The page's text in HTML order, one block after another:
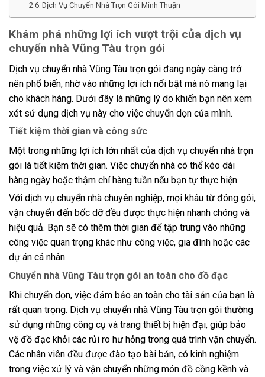
Dịch Vụ Chuyển Nhà Trọn Gói Minh Thuận
Khám phá những lợi ích vượt trội của dịch vụ
chuyển nhà Vũng Tàu trọn gói
Dịch vụ chuyển nhà Vũng Tàu trọn gói đang ngày càng trở
nên phổ biến, nhờ vào những lợi ích nổi bật mà nó mang lại
cho khách hàng. Dưới đây là những lý do khiến bạn nên xem
xét sử dụng dịch vụ này cho việc chuyển dọn của mình.
Tiết kiệm thời gian và công sức
Một trong những lợi ích lớn nhất của dịch vụ chuyển nhà trọn
gói là tiết kiệm thời gian. Việc chuyển nhà có thể kéo dài
hàng ngày hoặc thậm chí hàng tuần nếu bạn tự thực hiện.
Với dịch vụ chuyển nhà chuyên nghiệp, mọi khâu từ đóng gói,
vận chuyển đến bốc dỡ đều được thực hiện nhanh chóng và
hiệu quả. Bạn sẽ có thêm thời gian để tập trung vào những
công việc quan trọng khác như công việc, gia đình hoặc các
dự án cá nhân.
Chuyển nhà Vũng Tàu trọn gói an toàn cho đồ đạc
Khi chuyển dọn, việc đảm bảo an toàn cho tài sản của bạn là
rất quan trọng. Dịch vụ chuyển nhà Vũng Tàu trọn gói thường
sử dụng những công cụ và trang thiết bị hiện đại, giúp bảo
vệ đồ đạc khỏi các rủi ro hư hỏng trong quá trình vận chuyển.
Các nhân viên đều được đào tạo bài bản, có kinh nghiệm
trong việc xử lý và vận chuyển những món đồ cồng kềnh và